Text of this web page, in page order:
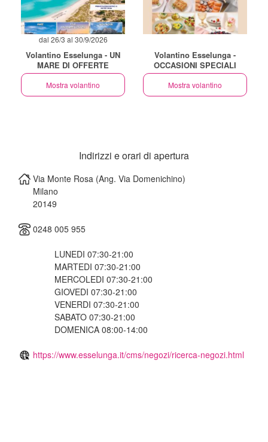
dal 26/3 al 30/9/2026
Volantino Esselunga - UN
MARE DI OFFERTE
Mostra volantino
Volantino Esselunga -
OCCASIONI SPECIALI
Mostra volantino
Indirizzi e orari di apertura
Via Monte Rosa (Ang. Via Domenichino)
Milano
20149
0248 005 955
LUNEDI 07:30-21:00
MARTEDI 07:30-21:00
MERCOLEDI 07:30-21:00
GIOVEDI 07:30-21:00
VENERDI 07:30-21:00
SABATO 07:30-21:00
DOMENICA 08:00-14:00
https://www.esselunga.it/cms/negozi/ricerca-negozi.html